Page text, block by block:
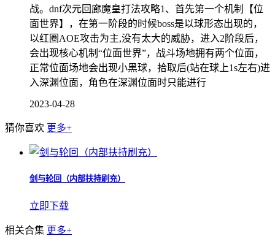
战。dnf次元回廊魔皇打法攻略1、首先第一个机制【位
面世界】，在第一阶段的时候boss是以球形态出现的，
以红圈AOE攻击为主,没有太大的威胁，进入2阶段后，
会出现核心机制“位面世界”，战斗场地拥有两个位面，
正常位面场地会出现小黑球，拾取后(站在球上1s左右)进
入深渊位面，角色在深渊位面时只能进行
2023-04-28
猜你喜欢 更多+
剑与轮回（内部扶持刷充）
立即下载
相关合集 更多+